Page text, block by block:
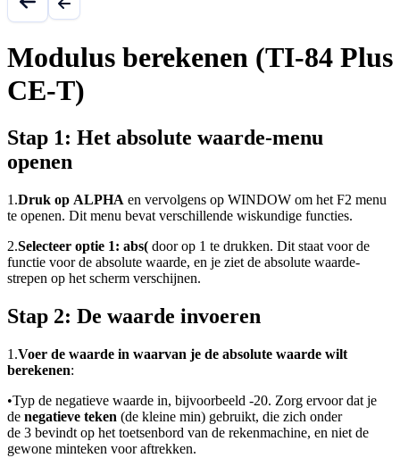
Modulus berekenen (TI-84 Plus
CE-T)
Stap 1: Het absolute waarde-menu
openen
1.Druk op ALPHA en vervolgens op WINDOW om het F2 menu
te openen. Dit menu bevat verschillende wiskundige functies.
2.Selecteer optie 1: abs( door op 1 te drukken. Dit staat voor de
functie voor de absolute waarde, en je ziet de absolute waarde-
strepen op het scherm verschijnen.
Stap 2: De waarde invoeren
1.Voer de waarde in waarvan je de absolute waarde wilt
berekenen:
•Typ de negatieve waarde in, bijvoorbeeld -20. Zorg ervoor dat je
de negatieve teken (de kleine min) gebruikt, die zich onder
de 3 bevindt op het toetsenbord van de rekenmachine, en niet de
gewone minteken voor aftrekken.